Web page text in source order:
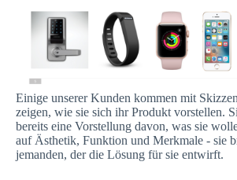
Einige unserer Kunden kommen mit
zeigen, wie sie sich ihr Produkt vorstellen.
bereits eine Vorstellung davon, was sie
auf Ästhetik, Funktion und Merkmale - sie
jemanden, der die Lösung für sie entwirft.